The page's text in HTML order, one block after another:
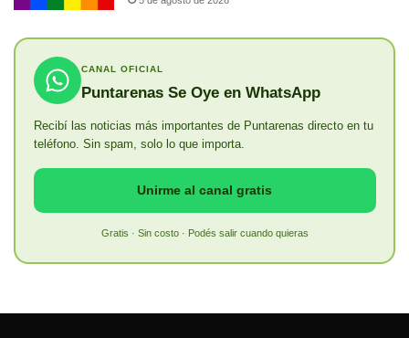
CANAL OFICIAL
Puntarenas Se Oye en WhatsApp
Recibí las noticias más importantes de Puntarenas directo en tu
teléfono. Sin spam, solo lo que importa.
Unirme al canal gratis
Gratis · Sin costo · Podés salir cuando quieras